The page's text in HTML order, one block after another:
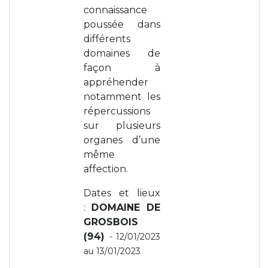
connaissance
poussée dans
différents
domaines de
façon à
appréhender
notamment les
répercussions
sur plusieurs
organes d’une
même
affection.
Dates et lieux
: DOMAINE DE
GROSBOIS
(94) - 12/01/2023
au 13/01/2023